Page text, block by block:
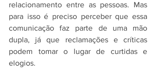
relacionamento entre as pessoas. Mas
para isso é preciso perceber que essa
comunicação faz parte de uma mão
dupla, já que reclamações e críticas
podem tomar o lugar de curtidas e
elogios.